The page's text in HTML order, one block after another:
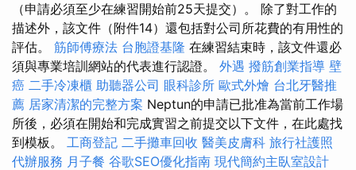
（申請必須至少在練習開始前25天提交）。 除了對工作的
描述外，該文件（附件14）還包括對公司所花費的有用性的
評估。 筋師傅療法 台胞證基隆 在練習結束時，該文件還必
須與專業培訓網站的代表進行認證。 外遇 撥筋創業指導 壁
癌 二手冷凍櫃 助聽器公司 眼科診所 歐式外燴 台北牙醫推
薦 居家清潔的完整方案 Neptun的申請已批准為當前工作場
所後，必須在開始和完成實習之前提交以下文件，在此處找
到模板。 工商登記 二手攤車回收 醫美皮膚科 旅行社護照
代辦服務 月子餐 谷歌SEO優化指南 現代簡約主臥室設計